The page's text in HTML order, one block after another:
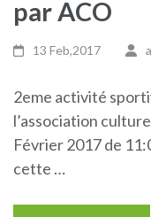
par ACO
13 Feb,2017
2eme activité
l’association
Février 2017 de
cette …